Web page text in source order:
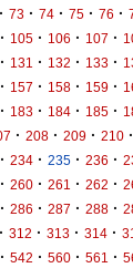
· 73 · 74 · 75 · 76 ·
· 105 · 106 · 107 ·
· 131 · 132 · 133 ·
· 157 · 158 · 159 ·
· 183 · 184 · 185 ·
· 208 · 209 · 210 ·
· 234 · 235 · 236 ·
· 260 · 261 · 262 ·
· 286 · 287 · 288 ·
· 312 · 313 · 314 ·
· 542 · 560 · 561 ·